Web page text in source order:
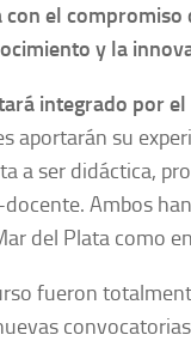
el compromiso
y la
integrado por el
aportarán su
a ser didáctica,
Ambos
del Plata como
fueron